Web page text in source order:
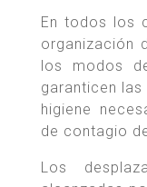
En todos los
organización
los modos
garanticen
higiene
de contagio
Los